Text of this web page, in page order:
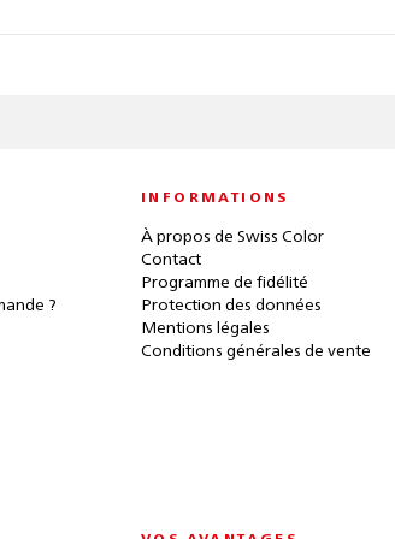
?
INFORMATIONS
À propos de Swiss Color
Contact
Programme de fidélité
Protection des données
Mentions légales
Conditions générales de vente